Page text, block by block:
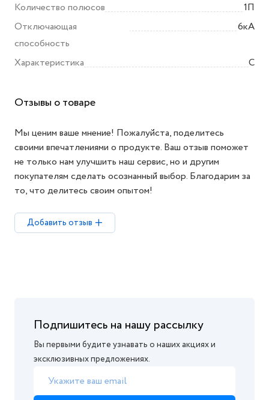
Количество полюсов
1П
Отключающая
способность
6кА
Характеристика C
Отзывы о товаре
Мы ценим ваше мнение! Пожалуйста, поделитесь
своими впечатлениями о продукте. Ваш отзыв поможет
не только нам улучшить наш сервис, но и другим
покупателям сделать осознанный выбор. Благодарим за
то, что делитесь своим опытом!
Добавить отзыв
Подпишитесь на нашу рассылку
Вы первыми будите узнавать о наших акциях и
эксклюзивных предложениях.